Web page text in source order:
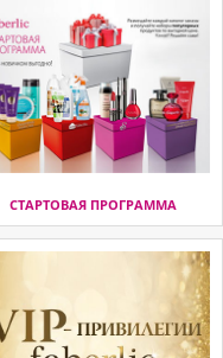
СТАРТОВАЯ ПРОГРАММА